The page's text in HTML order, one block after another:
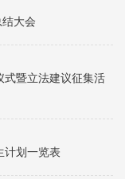
大会
式暨立法建议征集活
计划一览表